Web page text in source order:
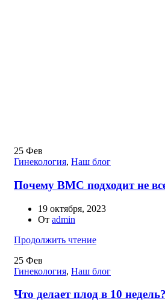
25 Фев
Гинекология, Наш блог
Почему ВМС подходит не
19 октября, 2023
От admin
Продолжить чтение
25 Фев
Гинекология, Наш блог
Что делает плод в 10 недель?